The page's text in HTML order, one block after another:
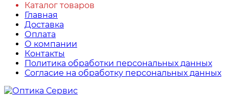
Каталог товаров
Главная
Доставка
Оплата
О компании
Контакты
Политика обработки персональных данных
Согласие на обработку персональных данных